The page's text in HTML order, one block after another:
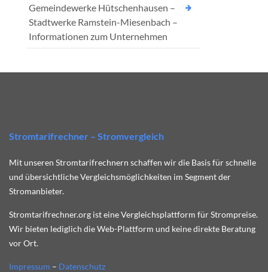
Gemeindewerke Hütschenhausen –
Stadtwerke Ramstein-Miesenbach –
Informationen zum Unternehmen
Stromtarifrechner – Stromvergleich
Mit unseren Stromtarifrechnern schaffen wir die Basis für schnelle
und übersichtliche Vergleichsmöglichkeiten im Segment der
Stromanbieter.
Stromtarifrechner.org ist eine Vergleichsplattform für Strompreise.
Wir bieten lediglich die Web-Plattform und keine direkte Beratung
vor Ort.
Impressum – Datenschutz